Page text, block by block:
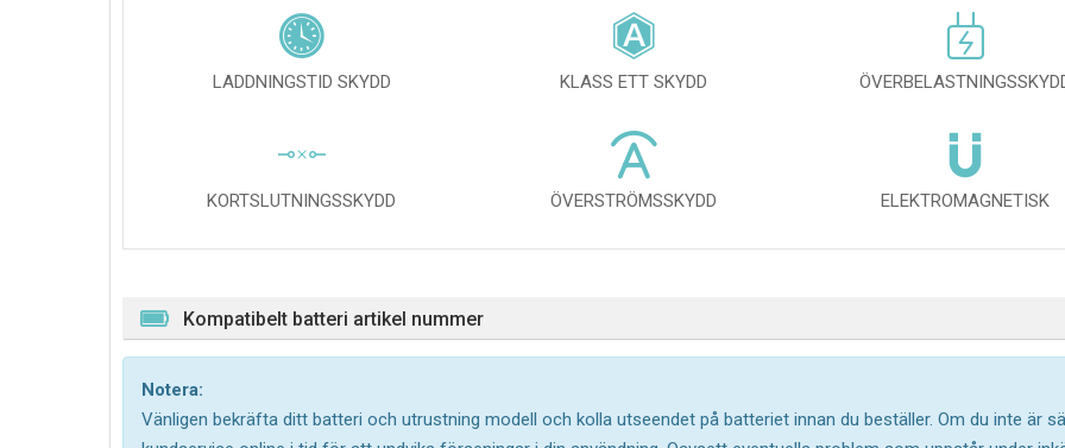
LADDNINGSTID SKYDD KLASS ETT SKYDD
KORTSLUTNINGSSKYDD ÖVERSTRÖMSSKYDD ELEKTROMAGNETISK
Kompatibelt batteri artikel nummer
Notera:
Vänligen bekräfta ditt batteri och utrustning modell och kolla utseendet på batteriet innan du beställer. Om du inte är